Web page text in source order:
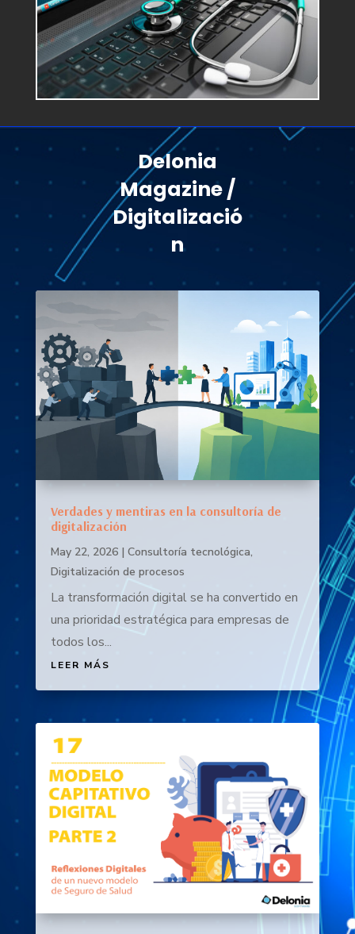
Delonia
Magazine /
Digitalizació
n
Verdades y mentiras en la consultoría de
digitalización
May 22, 2026| Consultoría tecnológica,
Digitalización de procesos
La transformación digital se ha convertido en
una prioridad estratégica para empresas de
todos los...
LEER MÁS